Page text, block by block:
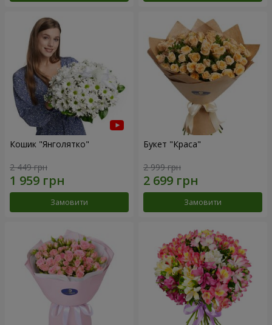
Кошик "Янголятко"
2 449 грн
Замовити
Букет "Краса"
2 999 грн
Замовити